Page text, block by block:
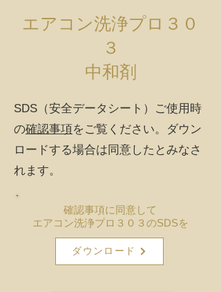
エアコン洗浄プロ３０
３
中和剤
SDS（安全データシート）​ご使用時
の確認事項をご覧ください。ダウン
ロードする場合は同意したとみなさ
れます。
確認事項に同意して
エアコン洗浄プロ３０３のSDSを
ダウンロード